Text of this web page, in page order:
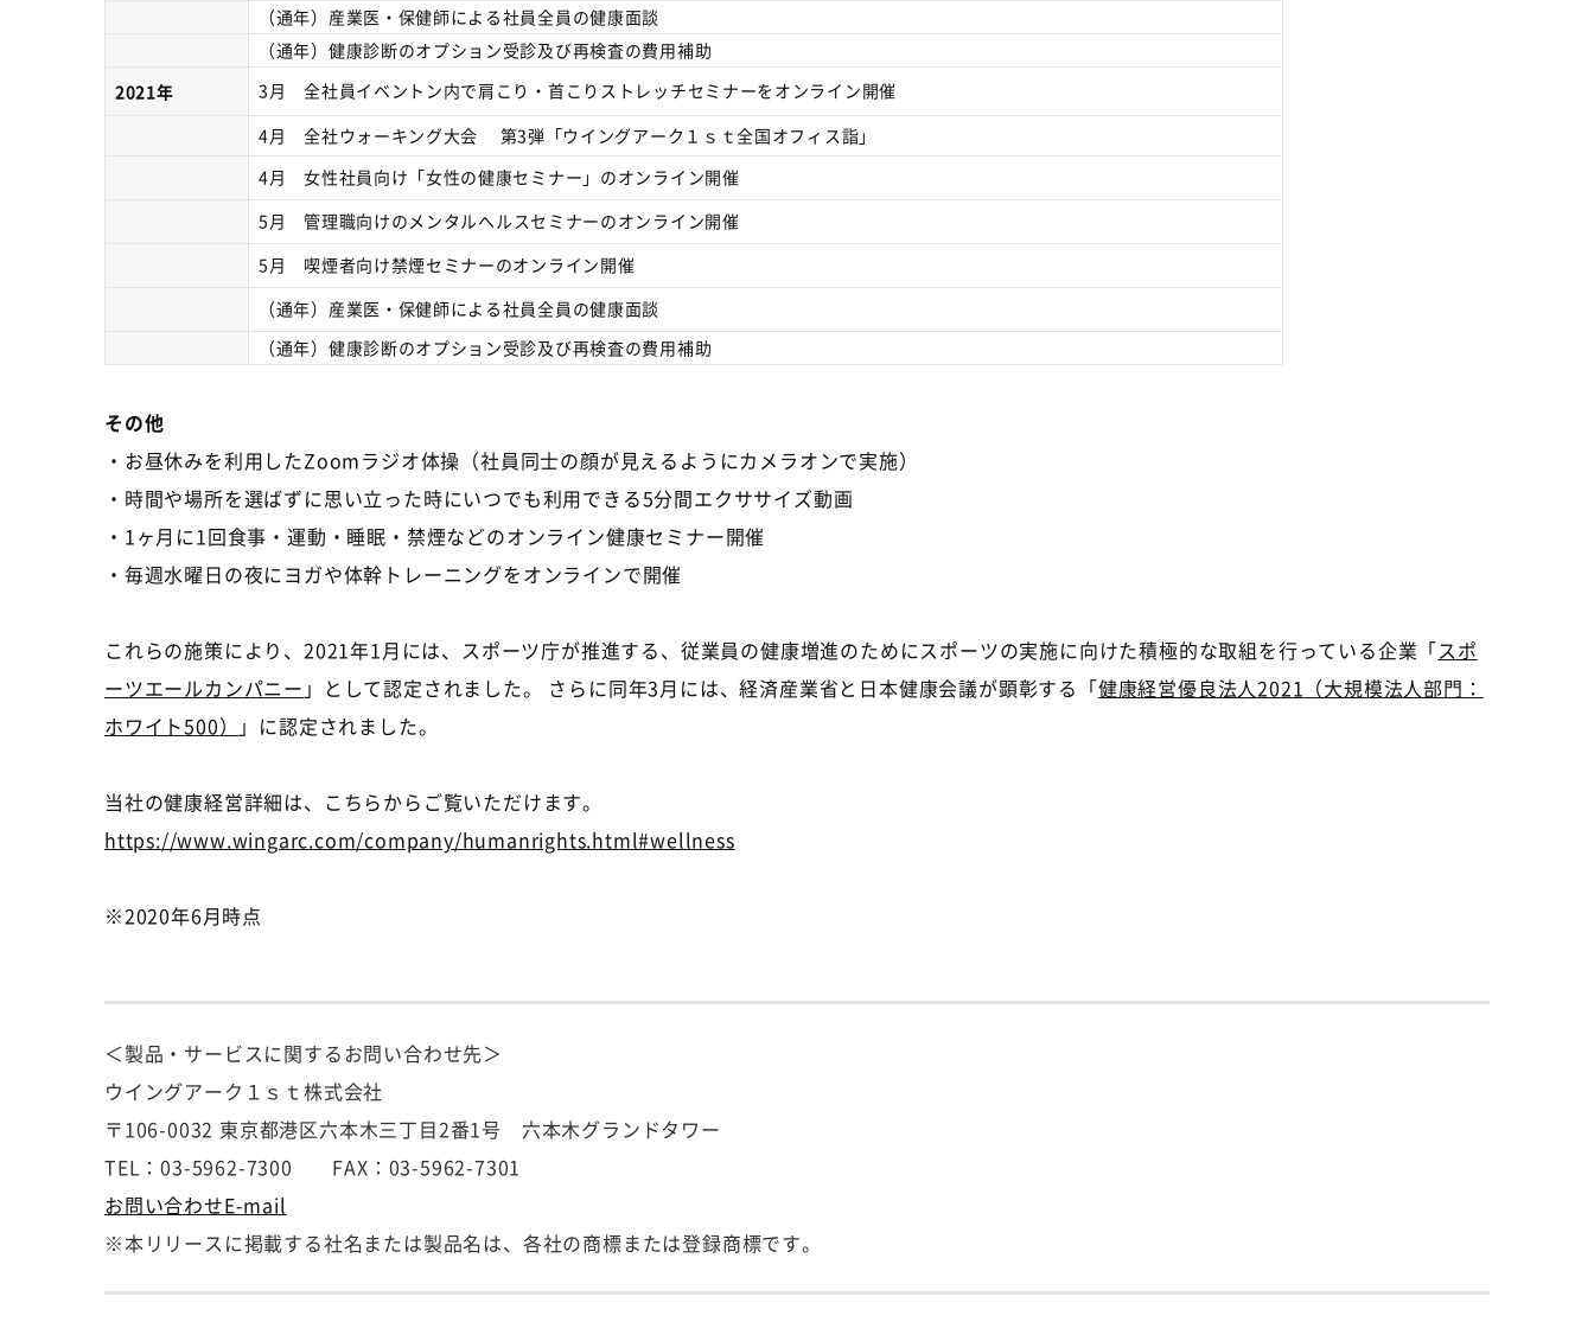
（通年）産業医・保健師による社員全員の健康面談
（通年）健康診断のオプション受診及び再検査の費用補助
2021年
3月 全社員イベントン内で肩こり・首こりストレッチセミナーをオンライン開催
4月 全社ウォーキング大会 第3弾「ウイングアーク１ｓｔ全国オフィス詣」
4月 女性社員向け「女性の健康セミナー」のオンライン開催
5月 管理職向けのメンタルへルスセミナーのオンライン開催
5月 喫煙者向け禁煙セミナーのオンライン開催
（通年）産業医・保健師による社員全員の健康面談
（通年）健康診断のオプション受診及び再検査の費用補助
その他
・お昼休みを利用したZoomラジオ体操（社員同士の顔が見えるようにカメラオンで実施）
・時間や場所を選ばずに思い立った時にいつでも利用できる5分間エクササイズ動画
・1ヶ月に1回食事・運動・睡眠・禁煙などのオンライン健康セミナー開催
・毎週水曜日の夜にヨガや体幹トレーニングをオンラインで開催
これらの施策により、 2021年1月には、スポーツ庁が推進する、従業員の健康増進のためにスポーツの実施に向けた積極的な取組を行っている企業「スポ
ーツエールカンパニー 」として認定されました。 さらに同年3月には、経済産業省と日本健康会議が顕彰する「健康経営優良法人2021 （大規模法人部門：
ホワイト500） 」に認定されました。
当社の健康経営詳細は、こちらからご覧いただけます。
https://www.wingarc.com/company/humanrights.html#wellness
※2020年6月時点
＜製品・サービスに関するお問い合わせ先＞
ウイングアーク１ｓｔ株式会社
〒106-0032 東京都港区六本木三丁目2番1号 六本木グランドタワー
TEL：03-5962-7300 FAX：03-5962-7301
お問い合わせE-mail
※本リリースに掲載する社名または製品名は、各社の商標または登録商標です。